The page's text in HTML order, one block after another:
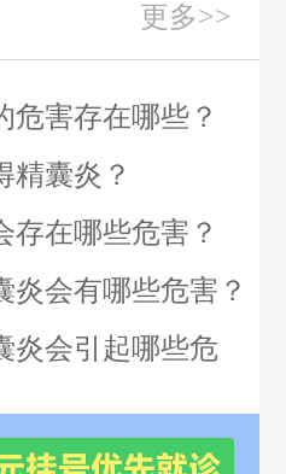
更多>>
危害存在哪些？
精囊炎？
存在哪些危害？
炎会有哪些危害？
炎会引起哪些危